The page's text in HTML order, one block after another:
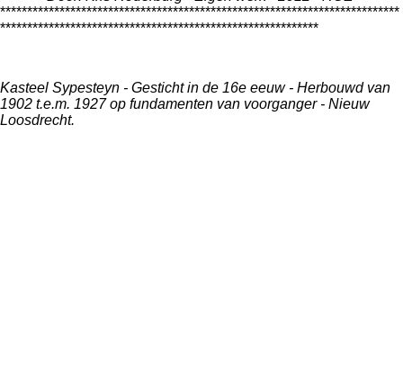
**************************************************************************
***********************************************************
Kasteel Sypesteyn - Gesticht in de 16e eeuw - Herbouwd van
1902 t.e.m. 1927 op fundamenten van voorganger - Nieuw
Loosdrecht.